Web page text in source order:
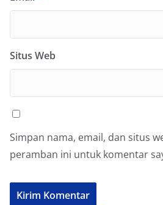
Situs Web
Simpan nama, email, dan situs
peramban ini untuk komentar